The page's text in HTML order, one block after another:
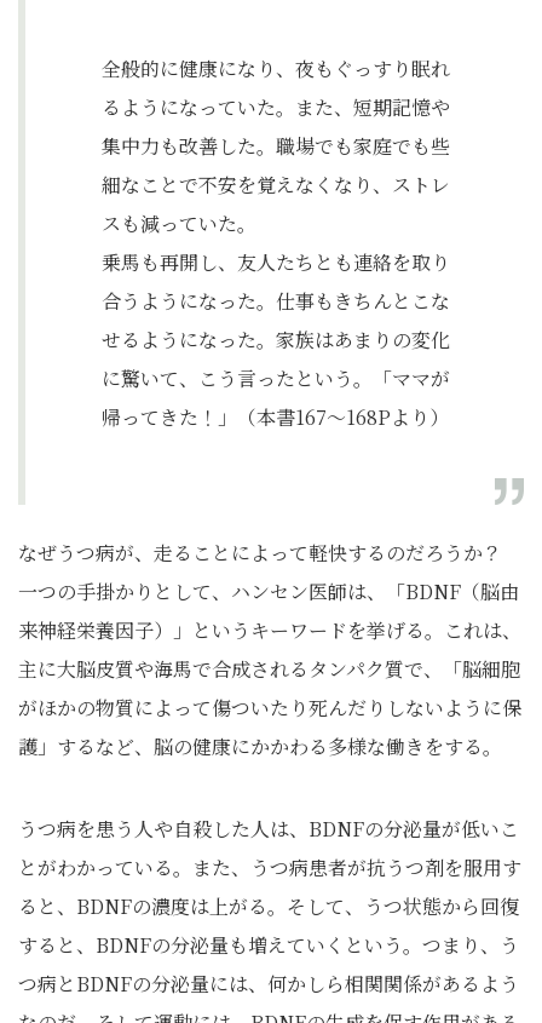
全般的に健康になり、夜もぐっすり眠れ
るようになっていた。また、短期記憶や
集中力も改善した。職場でも家庭でも些
細なことで不安を覚えなくなり、ストレ
スも減っていた。
乗馬も再開し、友人たちとも連絡を取り
合うようになった。仕事もきちんとこな
せるようになった。家族はあまりの変化
に驚いて、こう言ったという。「ママが
帰ってきた！」（本書167～168Pより）
なぜうつ病が、走ることによって軽快するのだろうか？
一つの手掛かりとして、ハンセン医師は、「BDNF（脳由
来神経栄養因子）」というキーワードを挙げる。これは、
主に大脳皮質や海馬で合成されるタンパク質で、「脳細胞
がほかの物質によって傷ついたり死んだりしないように保
護」するなど、脳の健康にかかわる多様な働きをする。
うつ病を患う人や自殺した人は、BDNFの分泌量が低いこ
とがわかっている。また、うつ病患者が抗うつ剤を服用す
ると、BDNFの濃度は上がる。そして、うつ状態から回復
すると、BDNFの分泌量も増えていくという。つまり、う
つ病とBDNFの分泌量には、何かしら相関関係があるよう